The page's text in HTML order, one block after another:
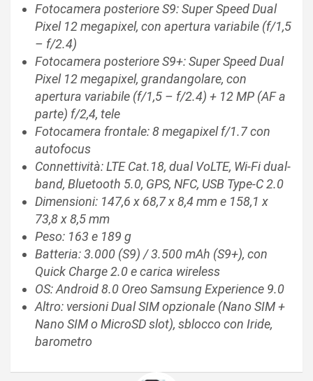
Fotocamera posteriore S9: Super Speed Dual
Pixel 12 megapixel, con apertura variabile (f/1,5
– f/2.4)
Fotocamera posteriore S9+: Super Speed Dual
Pixel 12 megapixel, grandangolare, con
apertura variabile (f/1,5 – f/2.4) + 12 MP (AF a
parte) f/2,4, tele
Fotocamera frontale: 8 megapixel f/1.7 con
autofocus
Connettività: LTECat.18, dual VoLTE, Wi-Fi dual-
band, Bluetooth 5.0, GPS, NFC, USB Type-C 2.0
Dimensioni: 147,6 x 68,7 x 8,4 mm e 158,1 x
73,8 x 8,5 mm
Peso: 163 e 189 g
Batteria: 3.000 (S9) / 3.500 mAh (S9+), con
Quick Charge 2.0 e carica wireless
OS: Android 8.0 Oreo Samsung Experience 9.0
Altro: versioni Dual SIM opzionale (Nano SIM +
Nano SIM o MicroSD slot), sblocco con Iride,
barometro